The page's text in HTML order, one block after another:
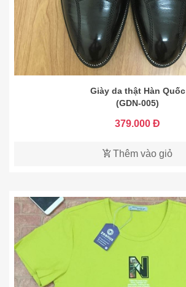
Giày da thật Hàn Quốc
(GDN-005)
379.000 Đ
Thêm vào giỏ